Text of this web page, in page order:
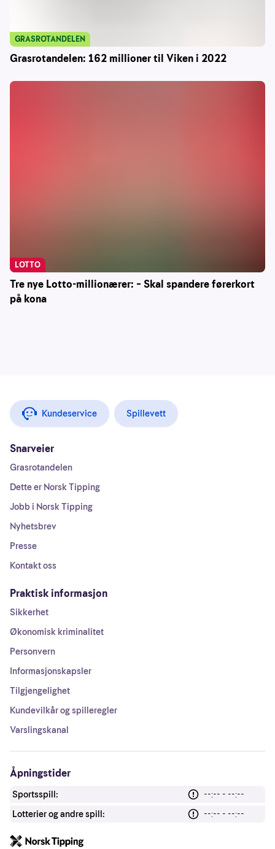
Grasrotandelen: 162 millioner til Viken i 2022
GRASROTANDELEN
Tre nye Lotto-millionærer: – Skal spandere førerkort
på kona
LOTTO
Kundeservice Spillevett
Snarveier
Grasrotandelen
Dette er Norsk Tipping
Jobb i Norsk Tipping
Nyhetsbrev
Presse
Kontakt oss
Praktisk informasjon
Sikkerhet
Økonomisk kriminalitet
Personvern
Informasjonskapsler
Tilgjengelighet
Kundevilkår og spilleregler
Varslingskanal
Åpningstider
Sportsspill:
--:-- - --:--
Lotterier og andre spill:
--:-- - --:--